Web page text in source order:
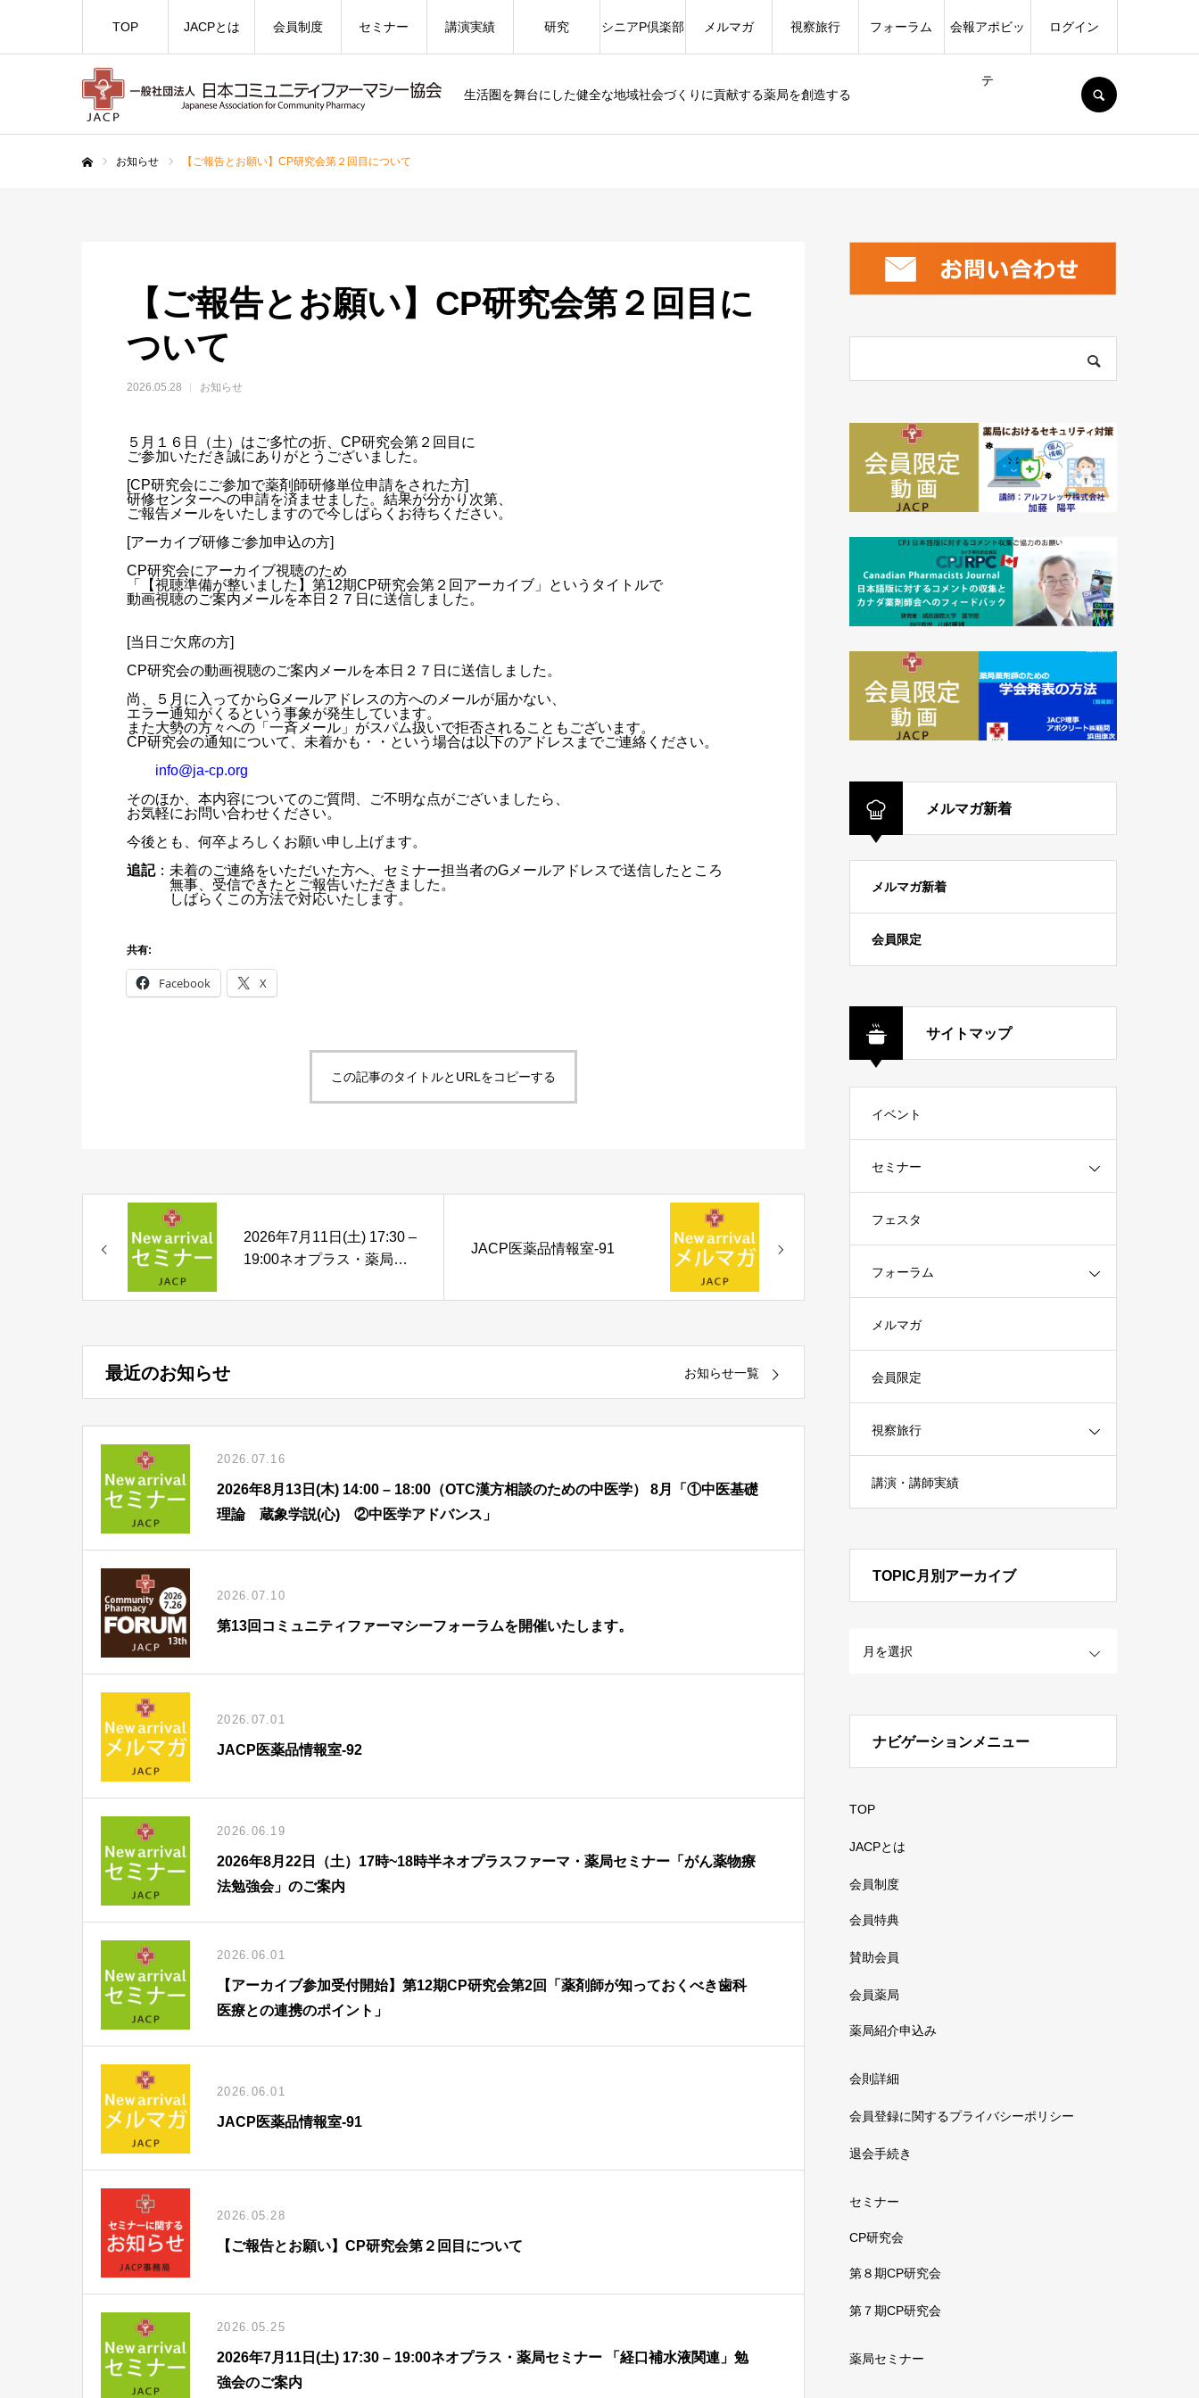
生活圏を舞台にした健全な地域社会づくりに貢献する薬局を創造する
TOP JACPとは 会員制度 セミナー 講演実績 研究 シニアP倶楽部 メルマガ 視察旅行 フォーラム 会報アポビッ
テ
ログイン
お知らせ 【ご報告とお願い】CP研究会第２回目について
【ご報告とお願い】CP研究会第２回目に
ついて
2026.05.28 お知らせ
５月１６日（土）はご多忙の折、CP研究会第２回目に
ご参加いただき誠にありがとうございました。
[CP研究会にご参加で薬剤師研修単位申請をされた方]
研修センターへの申請を済ませました。結果が分かり次第、
ご報告メールをいたしますので今しばらくお待ちください。
[アーカイブ研修ご参加申込の方]
CP研究会にアーカイブ視聴のため
「【視聴準備が整いました】第12期CP研究会第２回アーカイブ」というタイトルで
動画視聴のご案内メールを本日２７日に送信しました。
[当日ご欠席の方]
CP研究会の動画視聴のご案内メールを本日２７日に送信しました。
尚、５月に入ってからGメールアドレスの方へのメールが届かない、
エラー通知がくるという事象が発生しています。
また大勢の方々への「一斉メール」がスパム扱いで拒否されることもございます。
CP研究会の通知について、未着かも・・という場合は以下のアドレスまでご連絡ください。
info@ja-cp.org
そのほか、本内容についてのご質問、ご不明な点がございましたら、
お気軽にお問い合わせください。
今後とも、何卒よろしくお願い申し上げます。
追記：未着のご連絡をいただいた方へ、セミナー担当者のGメールアドレスで送信したところ
無事、受信できたとご報告いただきました。
しばらくこの方法で対応いたします。
共有:
Facebook X
この記事のタイトルとURLをコピーする
2026年7月11日(土) 17:30 –
19:00ネオプラス・薬局セ
連」勉強会のご案内
JACP医薬品情報室-91
最近のお知らせ お知らせ一覧
2026.07.16
2026年8月13日(木) 14:00 – 18:00（OTC漢方相談のための中医学） 8月「①中医基礎
理論 蔵象学説(心) ②中医学アドバンス」
2026.07.10
第13回コミュニティファーマシーフォーラムを開催いたします。
2026.07.01
JACP医薬品情報室-92
2026.06.19
2026年8月22日（土）17時~18時半ネオプラスファーマ・薬局セミナー「がん薬物療
法勉強会」のご案内
2026.06.01
【アーカイブ参加受付開始】第12期CP研究会第2回「薬剤師が知っておくべき歯科
医療との連携のポイント」
2026.06.01
JACP医薬品情報室-91
2026.05.28
【ご報告とお願い】CP研究会第２回目について
2026.05.25
2026年7月11日(土) 17:30 – 19:00ネオプラス・薬局セミナー 「経口補水液関連」勉
強会のご案内
メルマガ新着
メルマガ新着
会員限定
サイトマップ
イベント
セミナー
フェスタ
フォーラム
メルマガ
会員限定
視察旅行
講演・講師実績
TOPIC月別アーカイブ
ナビゲーションメニュー
TOP
JACPとは
会員制度
会員特典
賛助会員
会員薬局
薬局紹介申込み
会則詳細
会員登録に関するプライバシーポリシー
退会手続き
セミナー
CP研究会
第８期CP研究会
第７期CP研究会
薬局セミナー